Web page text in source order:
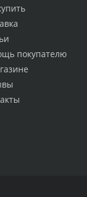
покупателю